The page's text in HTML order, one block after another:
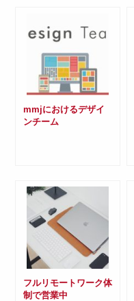
mmjにおけるデザイ
ンチーム
フルリモートワーク体
制で営業中